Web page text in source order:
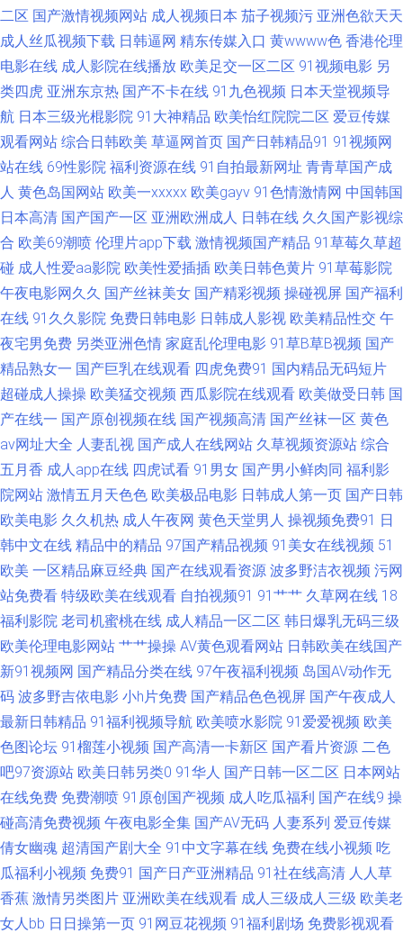
成人痘音 久热99热热 91网红在线视频 日韩A视频 国产精品九九精品 91大神
内射 九九在线热播新地址 91精品观看视频 人妻人人操 www黄瓜视频 亚洲
无码激情文学 国产精品www污污污 91免费小视频在线观看 日韩欧美一区操
www欧美日韩女同 五月社区色 久草亚洲天堂 婷婷五月天性爱色图 91精品老
人人在线观看 91美女视频在线播放 日韩精品色综合 白丝jk后入 亚洲国产九
九 毛片网站麻豆一二三区 97韩影视伦理 香蕉伊思影音 国产视频1234 91在
线美女 天堂素人搭讪 东方VA在线播放 综合天天人人 精品国产偷自产在线
91资源总站大香蕉 先锋影音av成人电影 国产精品九九视频 91美女爆插福利
色老六综合 成人天堂av 亚洲视频一本 黄页91网看黄 91视频免费在观看 日韩
影院 国产久草网站 91超碰国产在线观看 四虎影库AV 国产在线9199视频 91
理论视频 殴洲精品乱码 成人电影小说网 91黑丝美女 日韩精品AV无嘛 福利导
航第一找A片网 国自产拍第五页 亚洲国产欧美成人 中文字幕在线欧洲 欧美
国产在线 日韩精品一区二区内射 东京热男人的天堂09 综合性爱网 欧美亚州
另类 成人在线观看av四虎 91黑料网址入口 青青草原在线 超碰人人妻在线 国
产区品二区视频 超碰在线91人人操 91cn在线播放 婷婷激情 久草久草久草
91伊人国产在线 69超碰久草牛牛人人 欧美韩性生活一区区 肏屄精品一区二
夜成人免费网站 亚洲91成人超碰 日韩免费a 豆花精品视频 男人天堂资源 伊
二区 国产激情视频网站 成人视频日本 茄子视频污 亚洲色欲天天
成人丝瓜视频下载 日韩逼网 精东传媒入口 黄wwww色 香港伦理
电影在线 成人影院在线播放 欧美足交一区二区 91视频电影 另
类四虎 亚洲东京热 国产不卡在线 91九色视频 日本天堂视频导
航 日本三级光棍影院 91大神精品 欧美怡红院院二区 爱豆传媒
观看网站 综合日韩欧美 草逼网首页 国产日韩精品91 91视频网
站在线 69性影院 福利资源在线 91自拍最新网址 青青草国产成
人 黄色岛国网站 欧美一xxxxx 欧美gayv 91色情激情网 中国韩国
日本高清 国产国产一区 亚洲欧洲成人 日韩在线 久久国产影视综
合 欧美69潮喷 伦理片app下载 激情视频国产精品 91草莓久草超
碰 成人性爱aa影院 欧美性爱插插 欧美日韩色黄片 91草莓影院
午夜电影网久久 国产丝袜美女 国产精彩视频 操碰视屏 国产福利
在线 91久久影院 免费日韩电影 日韩成人影视 欧美精品性交 午
夜宅男免费 另类亚洲色情 家庭乱伦理电影 91草B草B视频 国产
精品熟女一 国产巨乳在线观看 四虎免费91 国内精品无码短片
超碰成人操操 欧美猛交视频 西瓜影院在线观看 欧美做受日韩 国
产在线一 国产原创视频在线 国产视频高清 国产丝袜一区 黄色
av网址大全 人妻乱视 国产成人在线网站 久草视频资源站 综合
五月香 成人app在线 四虎试看 91男女 国产男小鲜肉同 福利影
院网站 激情五月天色色 欧美极品电影 日韩成人第一页 国产日韩
欧美电影 久久机热 成人午夜网 黄色天堂男人 操视频免费91 日
韩中文在线 精品中的精品 97国产精品视频 91美女在线视频 51
欧美 一区精品麻豆经典 国产在线观看资源 波多野洁衣视频 污网
站免费看 特级欧美在线观看 自拍视频91 91艹艹 久草网在线 18
福利影院 老司机蜜桃在线 成人精品一区二区 韩日爆乳无码三级
欧美伦理电影网站 艹艹操操 AV黄色观看网站 日韩欧美在线国产
新91视频网 国产精品分类在线 97午夜福利视频 岛国AV动作无
码 波多野吉依电影 小h片免费 国产精品色色视屏 国产午夜成人
最新日韩精品 91福利视频导航 欧美喷水影院 91爱爱视频 欧美
色图论坛 91榴莲小视频 国产高清一卡新区 国产看片资源 二色
吧97资源站 欧美日韩另类0 91华人 国产日韩一区二区 日本网站
在线免费 免费潮喷 91原创国产视频 成人吃瓜福利 国产在线9 操
碰高清免费视频 午夜电影全集 国产AV无码 人妻系列 爱豆传媒
倩女幽魂 超清国产剧大全 91中文字幕在线 免费在线小视频 吃
瓜福利小视频 免费91 国产日产亚洲精品 91社在线高清 人人草
香蕉 激情另类图片 亚洲欧美在线观看 成人三级成人三级 欧美老
女人bb 日日操第一页 91网豆花视频 91福利剧场 免费影视观看